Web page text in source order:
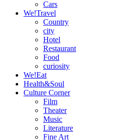
Cars
We!Travel
Country
city
Hotel
Restaurant
Food
curiosity
We!Eat
Health&Soul
Culture Corner
Film
Theater
Music
Literature
Fine Art